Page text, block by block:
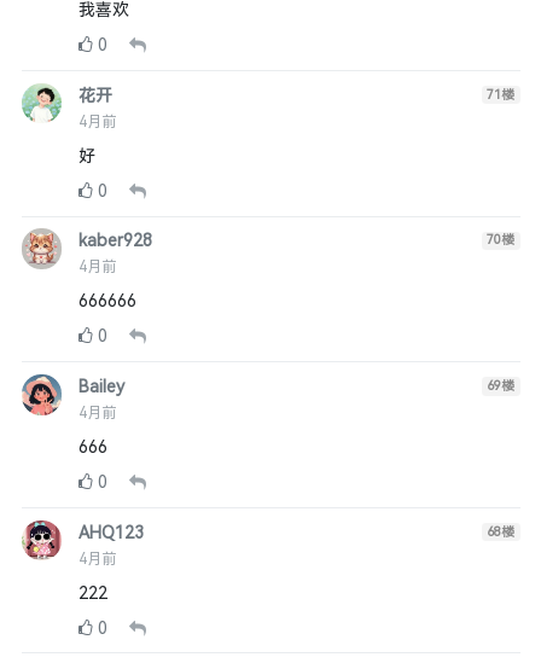
我喜欢
0
花开
4月前
71楼
好
0
kaber928
4月前
70楼
666666
0
Bailey
4月前
69楼
666
0
AHQ123
4月前
68楼
222
0